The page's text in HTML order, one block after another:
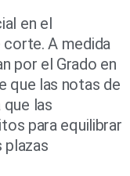
en el
A medida
por el Grado en
que las notas de
las
para equilibrar
plazas